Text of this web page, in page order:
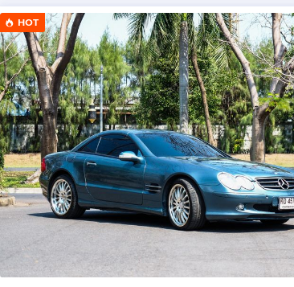
HOT